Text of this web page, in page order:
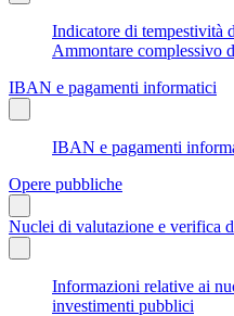
Indicatore di tempestività
Ammontare complessivo
IBAN e pagamenti informatici
IBAN e pagamenti
Opere pubbliche
Nuclei di valutazione e verifica
Informazioni relative ai
investimenti pubblici